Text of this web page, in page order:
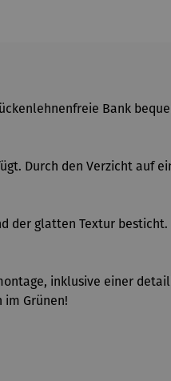
Bank
Durch den Verzicht auf
der glatten Textur besticht.
inklusive einer
Grünen!